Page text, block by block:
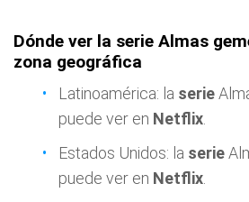
Dónde ver la serie Almas
zona geográfica
Latinoamérica: la serie
puede ver en Netflix
Estados Unidos: la serie
puede ver en Netflix